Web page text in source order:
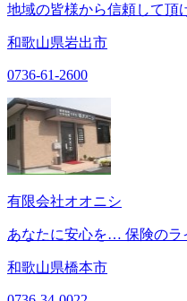
地域の皆様から信頼して頂
和歌山県岩出市
0736-61-2600
有限会社オオニシ
あなたに安心を… 保険のラ
和歌山県橋本市